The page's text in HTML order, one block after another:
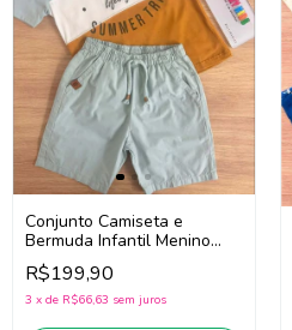
Conjunto Camiseta e
Bermuda Infantil Menino
Milon 2001795 (Azul/Bege
Escuro)
R$199,90
3 x de R$66,63 sem juros